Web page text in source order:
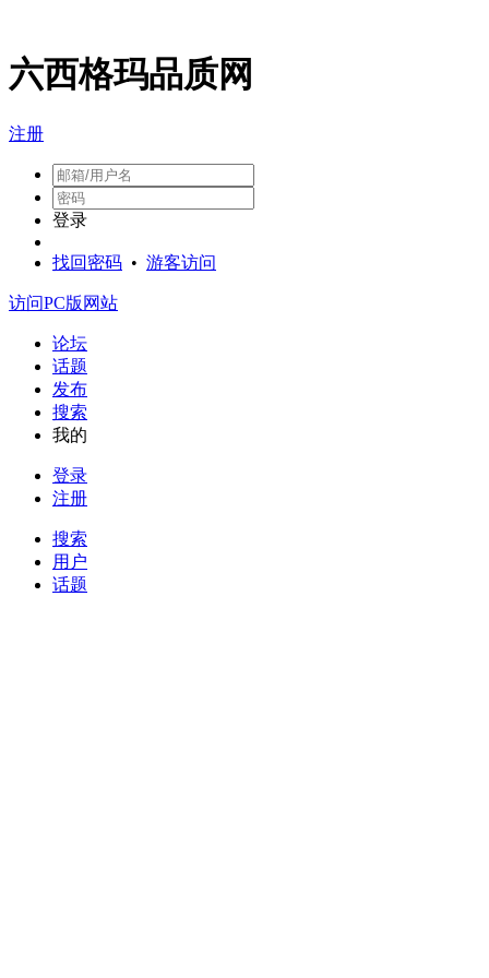
六西格玛品质网
注册
登录
找回密码 • 游客访问
访问PC版网站
论坛
话题
发布
搜索
我的
登录
注册
搜索
用户
话题